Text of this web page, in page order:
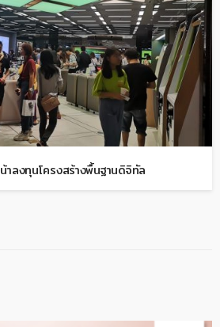
ลงทุนโครงสร้างพื้นฐานดิจิทัล